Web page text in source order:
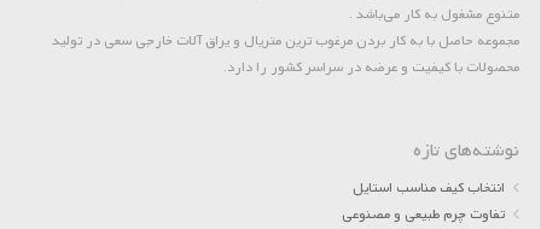
متنوع مشغول به کار می‌باشد .
مجموعه حاصل با به کار بردن مرغوب ترین متریال و یراق آلات خارجی سعی در تولید
محصولات با کیفیت و عرضه در سراسر کشور را دارد.
نوشته‌های تازه
انتخاب کیف مناسب استایل
تفاوت چرم طبیعی و مصنوعی